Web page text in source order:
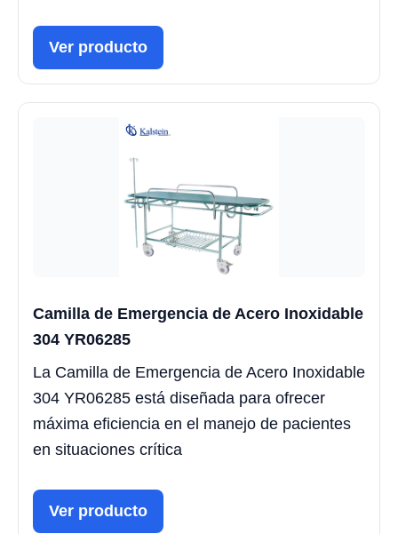
Ver producto
Camilla de Emergencia de Acero Inoxidable
304 YR06285
La Camilla de Emergencia de Acero Inoxidable
304 YR06285 está diseñada para ofrecer
máxima eficiencia en el manejo de pacientes
en situaciones crítica
Ver producto